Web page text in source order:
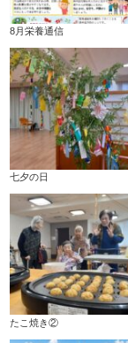
8月栄養通信
七夕の日
たこ焼き②